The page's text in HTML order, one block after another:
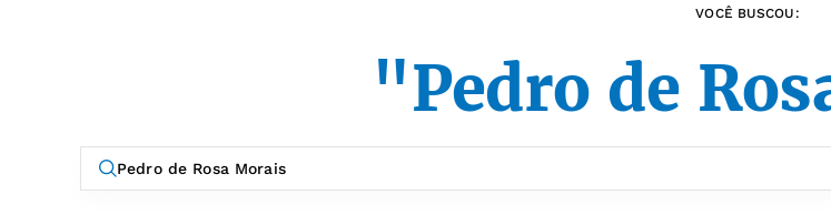
VOCÊ BUSCOU:
"Pedro de